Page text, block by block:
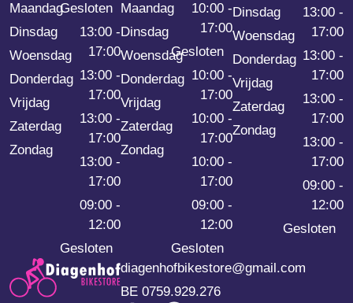
Maandag
Dinsdag
Woensdag
Donderdag
Vrijdag
Zaterdag
Zondag
Gesloten
13:00 -
17:00
13:00 -
17:00
13:00 -
17:00
13:00 -
17:00
09:00 -
12:00
Gesloten
Maandag
Dinsdag
Woensdag
Donderdag
Vrijdag
Zaterdag
Zondag
10:00 -
17:00
Gesloten
10:00 -
17:00
10:00 -
17:00
10:00 -
17:00
09:00 -
12:00
Gesloten
Dinsdag
Woensdag
Donderdag
Vrijdag
Zaterdag
Zondag
13:00 -
17:00
13:00 -
17:00
13:00 -
17:00
13:00 -
17:00
09:00 -
12:00
Gesloten
diagenhofbikestore@gmail.com
BE 0759.929.276